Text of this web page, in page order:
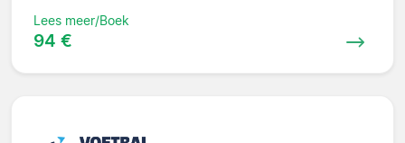
Lees meer/Boek
94 €